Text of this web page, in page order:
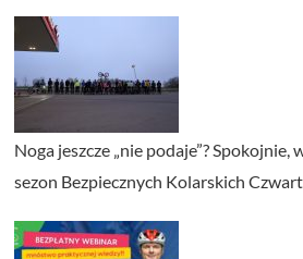
Noga jeszcze „nie podaje”? Spokojnie,
sezon Bezpiecznych Kolarskich